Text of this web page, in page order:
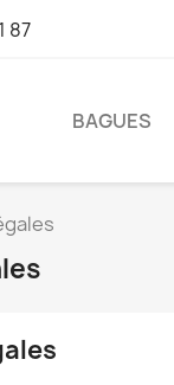
87
BAGUES